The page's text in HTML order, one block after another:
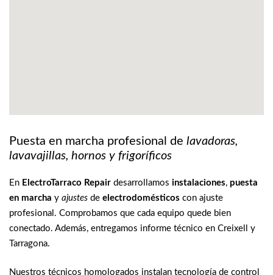
Puesta en marcha profesional de lavadoras,
lavavajillas, hornos y frigoríficos
En ElectroTarraco Repair desarrollamos instalaciones, puesta
en marcha y ajustes de electrodomésticos con ajuste
profesional. Comprobamos que cada equipo quede bien
conectado. Además, entregamos informe técnico en Creixell y
Tarragona.
Nuestros técnicos homologados instalan tecnología de control